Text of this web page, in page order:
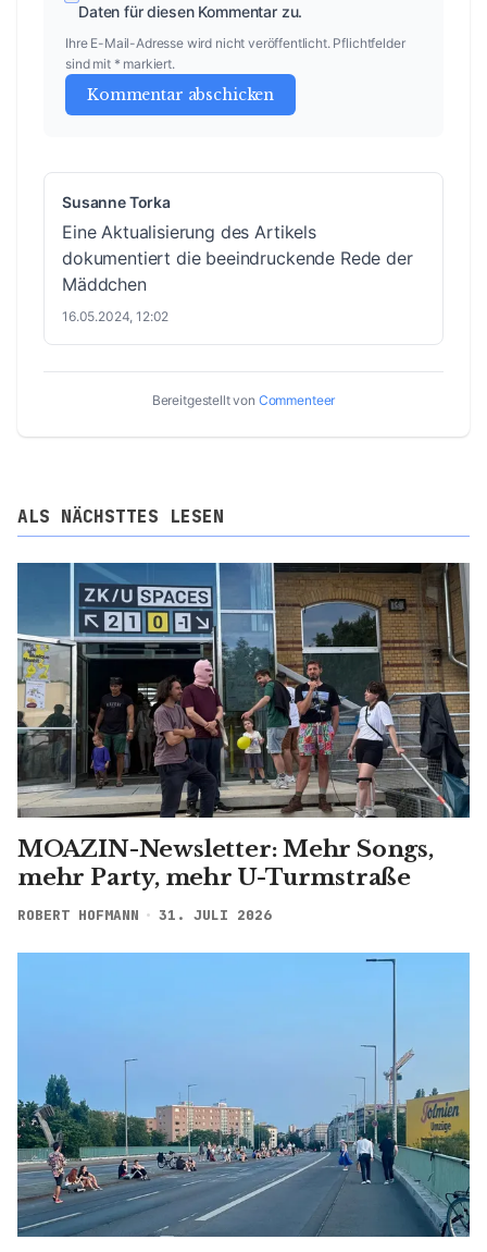
Daten für diesen Kommentar zu.
Ihre E-Mail-Adresse wird nicht veröffentlicht. Pflichtfelder
sind mit * markiert.
Kommentar abschicken
Susanne Torka
Eine Aktualisierung des Artikels
dokumentiert die beeindruckende Rede der
Mäddchen
16.05.2024, 12:02
Bereitgestellt von Commenteer
ALS NÄCHSTTES LESEN
MOAZIN-Newsletter: Mehr Songs,
mehr Party, mehr U-Turmstraße
ROBERT HOFMANN 31. JULI 2026